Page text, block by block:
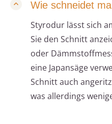
Wie schneidet
Styrodur lässt sich
Sie den Schnitt
oder
eine Japansäge
Schnitt auch
was allerdings